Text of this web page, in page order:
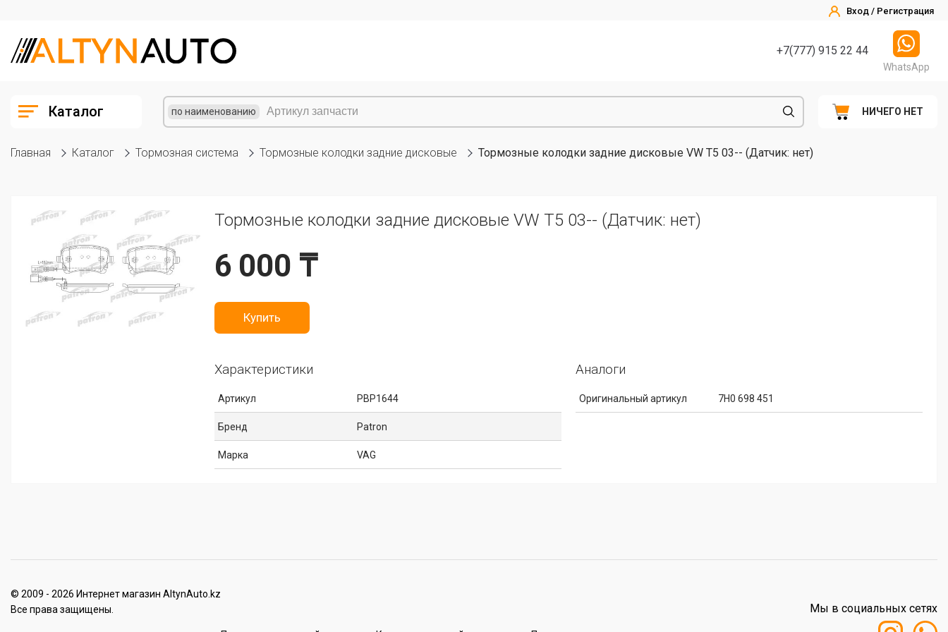
Вход / Регистрация
+7(777) 915 22 44
WhatsApp
Каталог по наименованию НИЧЕГО НЕТ
Главная Каталог Тормозная система Тормозные колодки задние дисковые Тормозные колодки задние дисковые VW T5 03-- (Датчик: нет)
Тормозные колодки задние дисковые VW T5 03-- (Датчик: нет)
6 000 ₸
Купить
Характеристики
Артикул PBP1644
Бренд Patron
Марка VAG
Аналоги
Оригинальный артикул 7H0 698 451
© 2009 - 2026 Интернет магазин AltynAuto.kz
Все права защищены.
Мы в социальных сетях